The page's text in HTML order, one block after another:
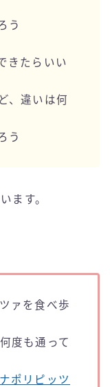
う
きたらいい
、違いは何
う
ます。
ァを食べ歩
度も通って
ナポリピッツ